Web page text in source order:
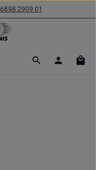
2909 01